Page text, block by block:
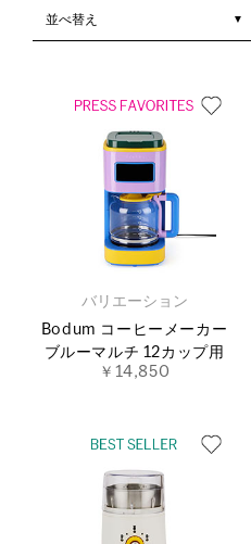
並べ替え
バリエーション
Bodum コーヒーメーカー
ブルーマルチ 12カップ用
￥14,850